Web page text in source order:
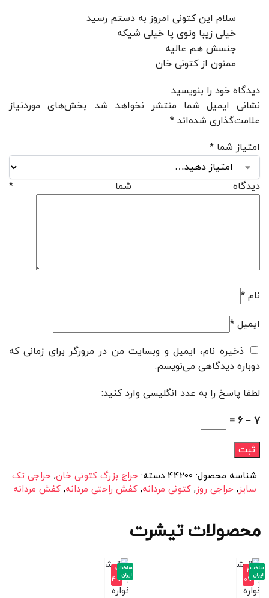
سلام این کتونی امروز به دستم رسید
خیلی زیبا وتوی پا خیلی شیکه
جنسش هم عالیه
ممنون از کتونی خان
دیدگاه خود را بنویسید
نشانی ایمیل شما منتشر نخواهد شد. بخش‌های موردنیاز
علامت‌گذاری شده‌اند *
امتیاز شما *
دیدگاه شما *
نام *
ایمیل *
ذخیره نام، ایمیل و وبسایت من در مرورگر برای زمانی که
دوباره دیدگاهی می‌نویسم.
لطفا پاسخ را به عدد انگلیسی وارد کنید:
7 − 6 =
شناسه محصول: 44200 دسته: حراج بزرگ کتونی خان, حراجی تک
سایز, حراجی روز,کتونی مردانه,کفش راحتی مردانه,کفش مردانه
محصولات تیشرت
-4
0%
ساخت
ایران
-4
4%
ساخت
ایران